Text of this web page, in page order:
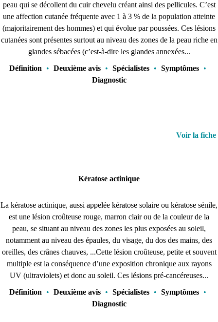
peau qui se décollent du cuir chevelu créant ainsi des pellicules. C’est
une affection cutanée fréquente avec 1 à 3 % de la population atteinte
(majoritairement des hommes) et qui évolue par poussées. Ces lésions
cutanées sont présentes surtout au niveau des zones de la peau riche en
glandes sébacées (c’est-à-dire les glandes annexées...
Définition
• Deuxième avis • Spécialistes • Symptômes •
Diagnostic
Voir la fiche
Kératose actinique
La kératose actinique, aussi appelée kératose solaire ou kératose sénile,
est une lésion croûteuse rouge, marron clair ou de la couleur de la
peau, se situant au niveau des zones les plus exposées au soleil,
notamment au niveau des épaules, du visage, du dos des mains, des
oreilles, des crânes chauves, ...Cette lésion croûteuse, petite et souvent
multiple est la conséquence d’une exposition chronique aux rayons
UV (ultraviolets) et donc au soleil. Ces lésions pré-cancéreuses...
Définition
• Deuxième avis • Spécialistes • Symptômes •
Diagnostic